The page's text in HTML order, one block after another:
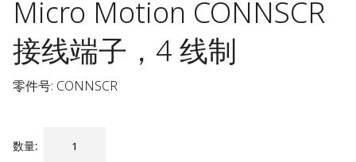
Micro Motion CONNSCR
接线端子，4 线制
零件号: CONNSCR
数量: